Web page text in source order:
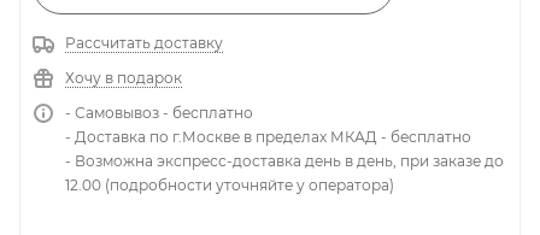
Рассчитать доставку
Хочу в подарок
- Самовывоз - бесплатно
- Доставка по г.Москве в пределах МКАД - бесплатно
- Возможна экспресс-доставка день в день, при заказе до
12.00 (подробности уточняйте у оператора)